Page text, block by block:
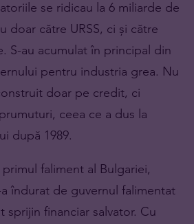
se ridicau la 6 miliarde de
doar către URSS, ci și către
S-au acumulat în principal din
pentru industria grea. Nu
doar pe credit, ci
ceea ce a dus la
după 1989.
faliment al Bulgariei,
îndurat de guvernul falimentat
sprijin financiar salvator. Cu